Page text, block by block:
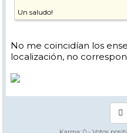
Un saludo!
No me coincidían los
localización, no